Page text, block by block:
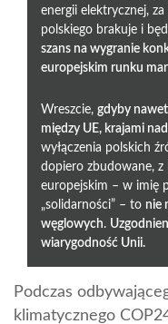
energii elektrycznej,
polskiego brakuje i
szans na wygranie
europejskim runku
Wreszcie, gdyby
między UE, krajami
wyłączenia polskich
dopiero zbudowane,
europejskim – w imię
„solidarności” – to nie
węglowych.
wiarygodność Unii.
Podczas
klimatycznego